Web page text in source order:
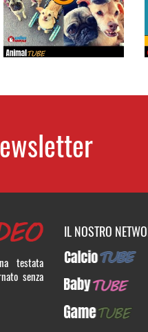
testata
senza
IL NOSTRO
CalcioTUBE
BabyTUBE
GameTUBE